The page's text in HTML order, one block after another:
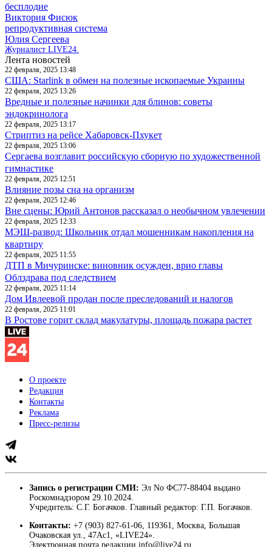
бесплодие
Виктория Фисюк
репродуктивная система
Юлия Сергеева
Журналист LIVE24.
Лента новостей
22 февраля, 2025 13:48
США: Starlink в обмен на полезные ископаемые Украины
22 февраля, 2025 13:26
Вредные и полезные начинки для блинов: советы
эндокринолога
22 февраля, 2025 13:17
Стриптиз на рейсе Хабаровск-Пхукет
22 февраля, 2025 13:06
Сергаева возглавит российскую сборную по художественной
гимнастике
22 февраля, 2025 12:51
Влияние позы сна на организм
22 февраля, 2025 12:46
Вне сцены: Юрий Антонов рассказал о необычном увлечении
22 февраля, 2025 12:33
МЭШ-развод: Школьник отдал мошенникам накопления на
квартиру
22 февраля, 2025 11:55
ДТП в Мичуринске: виновник осужден, врио главы
Облздрава под следствием
22 февраля, 2025 11:14
Дом Ивлеевой продан после преследований и налогов
22 февраля, 2025 11:01
В Ростове горит склад макулатуры, площадь пожара растет
О проекте
Редакция
Контакты
Реклама
Пресс-релизы
Запись о регистрации СМИ: Эл No ФС77-88404 выдано
Роскомнадзором 29.10.2024.
Учредитель: С.Г. Богачков. Главный редактор: Г.П. Богачков.
Контакты: +7 (903) 827-61-06, 119361, Москва, Большая
Очаковская ул., 47Ас1, «LIVE24».
Электронная почта редакции info@live24.ru